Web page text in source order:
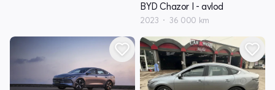
BYD Chazor I - avlod
2023 36 000 km